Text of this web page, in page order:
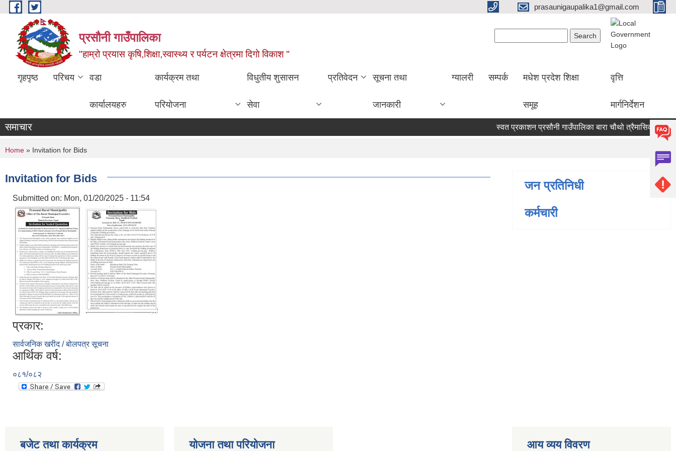
Skip to main content prasaunigaupalika1@gmail.com
प्रसौनी गाउँपालिका
"हाम्रो प्रयास कृषि,शिक्षा,स्वास्थ्य र पर्यटन क्षेत्रमा दिगाे विकाश "
गृहपृष्ठ परिचय वडा
कार्यालयहरु
कार्यक्रम तथा
परियोजना
विधुतीय शुसासन
सेवा
प्रतिवेदन सूचना तथा
जानकारी
ग्यालरी सम्पर्क मधेश प्रदेश शिक्षा
समूह
वृत्ति
मार्गनिर्देशन
समाचार स्वत प्रकाशन प्रसौनी गाउँपालिका बारा चौथो त्रैमासिक (वैशाख
You are here
Home » Invitation for Bids
Invitation for Bids
Submitted on: Mon, 01/20/2025 - 11:54
प्रकार:
सार्वजनिक खरीद / बोलपत्र सूचना
आर्थिक वर्ष:
०८१/०८२
जन प्रतिनिधी
कर्मचारी
बजेट तथा कार्यक्रम योजना तथा परियोजना आय व्यय विवरण